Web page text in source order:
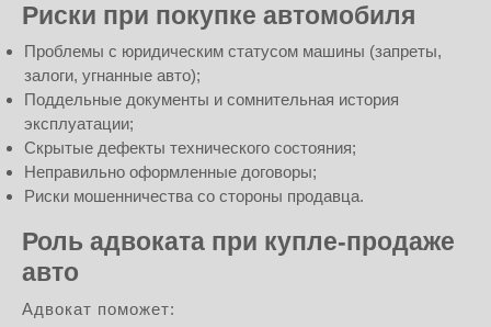
Риски при покупке автомобиля
Проблемы с юридическим статусом машины (запреты,
залоги, угнанные авто);
Поддельные документы и сомнительная история
эксплуатации;
Скрытые дефекты технического состояния;
Неправильно оформленные договоры;
Риски мошенничества со стороны продавца.
Роль адвоката при купле-продаже
авто
Адвокат поможет: